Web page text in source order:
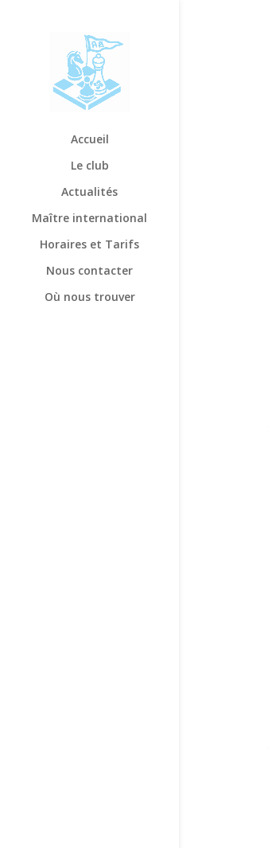
Accueil
Le club
Actualités
Maître international
Horaires et Tarifs
Nous contacter
Où nous trouver